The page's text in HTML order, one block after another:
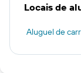
Locais de
Aluguel de